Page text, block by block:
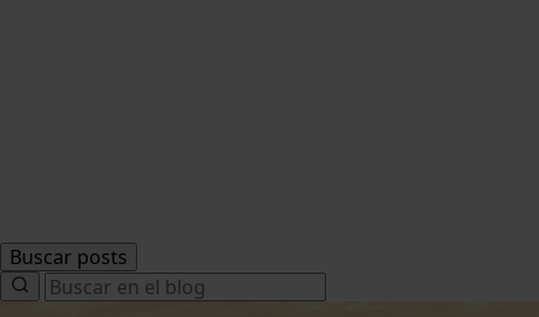
Buscar posts
Search
for: